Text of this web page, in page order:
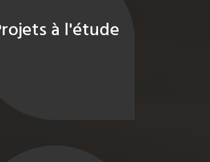
à l'étude